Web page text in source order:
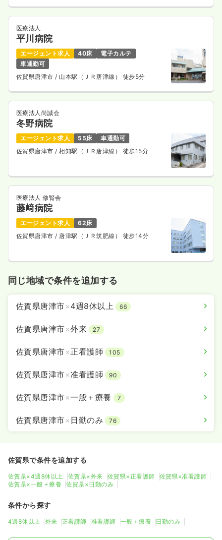
医療法人
平川病院
エージェント求人 40床
電子カルテ
車通勤可
佐賀県唐津市 / 山本駅（ＪＲ唐津線） 徒歩5分
医療法人尚誠会
冬野病院
エージェント求人 55床
車通勤可
佐賀県唐津市/ 相知駅（ＪＲ唐津線） 徒歩15分
医療法人 修腎会
藤﨑病院
エージェント求人
62床
佐賀県唐津市/ 唐津駅（ＪＲ筑肥線） 徒歩14分
同じ地域で条件を追加する
佐賀県唐津市×4週8休以上 66
佐賀県唐津市×外来 27
佐賀県唐津市×正看護師 105
佐賀県唐津市×准看護師 90
佐賀県唐津市×一般＋療養 7
佐賀県唐津市× 日勤のみ 76
佐賀県で条件を追加する
佐賀県×4週8休以上 佐賀県×外来 佐賀県×正看護師
佐賀県×准看護師
佐賀県×一般＋療養
佐賀県×日勤のみ
条件から探す
4週8休以上 外来 正看護師 准看護師 一般＋療養 日勤のみ